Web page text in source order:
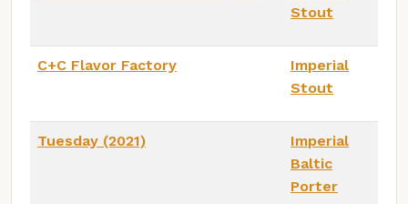
Stout
C+C Flavor Factory
Imperial
Stout
Tuesday (2021)
Imperial
Baltic
Porter